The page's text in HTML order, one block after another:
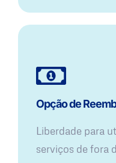
Opção de
Liberdade para
serviços de fora